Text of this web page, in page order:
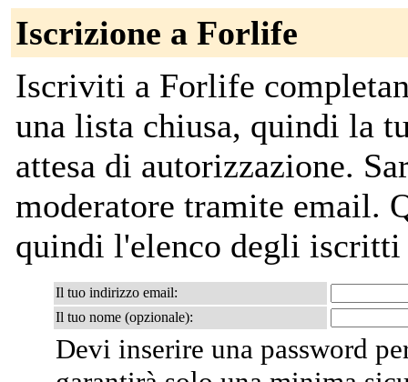
Iscrizione a Forlife
Iscriviti a Forlife
una lista chiusa, quindi la
attesa di autorizzazione.
moderatore tramite email.
quindi l'elenco degli
Il tuo indirizzo email:
Il tuo nome (opzionale):
Devi inserire una password